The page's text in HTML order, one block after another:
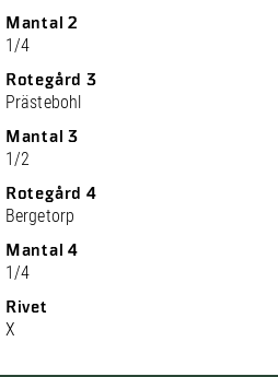
Mantal 2
1/4
Rotegård 3
Prästebohl
Mantal 3
1/2
Rotegård 4
Bergetorp
Mantal 4
1/4
Rivet
X